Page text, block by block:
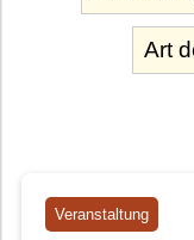
Veranstaltung